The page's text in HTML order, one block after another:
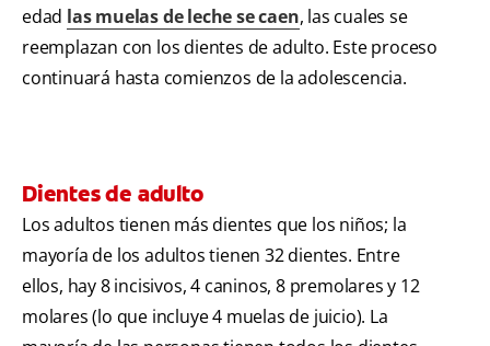
edad las muelas de leche se caen, las cuales se
reemplazan con los dientes de adulto. Este proceso
continuará hasta comienzos de la adolescencia.
Dientes de adulto
Los adultos tienen más dientes que los niños; la
mayoría de los adultos tienen 32 dientes. Entre
ellos, hay 8 incisivos, 4 caninos, 8 premolares y 12
molares (lo que incluye 4 muelas de juicio). La